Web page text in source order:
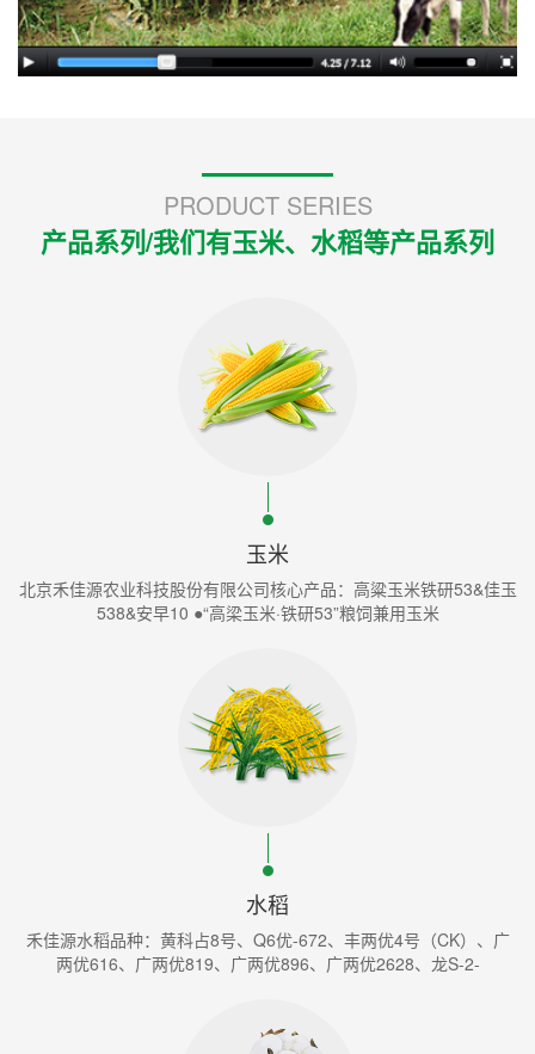
PRODUCT SERIES
产品系列/我们有玉米、水稻等产品系列
玉米
北京禾佳源农业科技股份有限公司核心产品：高粱玉米铁研53&佳玉
538&安早10 ●“高梁玉米·铁研53”粮饲兼用玉米
水稻
禾佳源水稻品种：黄科占8号、Q6优-672、丰两优4号（CK）、广
两优616、广两优819、广两优896、广两优2628、龙S-2-